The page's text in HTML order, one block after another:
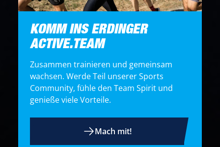
KOMM INS ERDINGER
ACTIVE.TEAM
Zusammen trainieren und gemeinsam
wachsen. Werde Teil unserer Sports
Community, fühle den Team Spirit und
genieße viele Vorteile.
Mach mit!